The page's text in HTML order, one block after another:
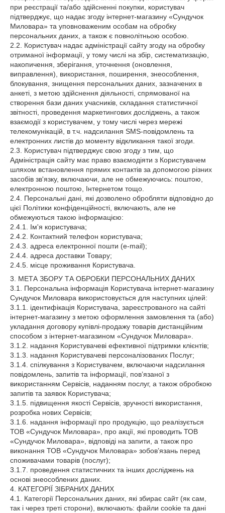
при реєстрації та/або здійсненні покупки, користувач
підтверджує, що надає згоду інтернет-магазину «Сундучок
Миловара» та уповноваженим особам на обробку
персональних даних, а також є повнолітньою особою.
2.2. Користувач надає адміністрації сайту згоду на обробку
отриманої інформації, у тому числі на збір, систематизацію,
накопичення, зберігання, уточнення (оновлення,
виправлення), використання, поширення, знеособлення,
блокування, знищення персональних даних, зазначених в
анкеті, з метою здійснення діяльності, спрямованої на
створення бази даних учасників, складання статистичної
звітності, проведення маркетингових досліджень, а також
взаємодії з користувачем, у тому числі через мережі
телекомунікацій, в т.ч. надсилання SMS-повідомлень та
електронних листів до моменту відкликання такої згоди.
2.3. Користувач підтверджує свою згоду з тим, що
Адміністрація сайту має право взаємодіяти з Користувачем
шляхом встановлення прямих контактів за допомогою різних
засобів зв'язку, включаючи, але не обмежуючись: поштою,
електронною поштою, Інтернетом тощо.
2.4. Персональні дані, які дозволено обробляти відповідно до
цієї Політики конфіденційності, включають, але не
обмежуються такою інформацією:
2.4.1. Ім'я користувача;
2.4.2. Контактний телефон користувача;
2.4.3. адреса електронної пошти (e-mail);
2.4.4. адреса доставки Товару;
2.4.5. місце проживання Користувача.
3. МЕТА ЗБОРУ ТА ОБРОБКИ ПЕРСОНАЛЬНИХ ДАНИХ
3.1. Персональна інформація Користувача інтернет-магазину
Сундучок Миловара використовується для наступних цілей:
3.1.1. ідентифікація Користувача, зареєстрованого на сайті
інтернет-магазину з метою оформлення замовлення та (або)
укладання договору купівлі-продажу товарів дистанційним
способом з інтернет-магазином «Сундучок Миловара».
3.1.2. надання Користувачеві ефективної підтримки клієнтів;
3.1.3. надання Користувачеві персоналізованих Послуг;
3.1.4. спілкування з Користувачем, включаючи надсилання
повідомлень, запитів та інформації, пов’язаної з
використанням Сервісів, наданням послуг, а також обробкою
запитів та заявок Користувача;
3.1.5. підвищення якості Сервісів, зручності використання,
розробка нових Сервісів;
3.1.6. надання інформації про продукцію, що реалізується
ТОВ «Сундучок Миловара», про акції, які проводить ТОВ
«Сундучок Миловара», відповіді на запити, а також про
виконання ТОВ «Сундучок Миловара» зобов’язань перед
споживачами товарів (послуг);
3.1.7. проведення статистичних та інших досліджень на
основі знеособлених даних.
4. КАТЕГОРІЇ ЗІБРАНИХ ДАНИХ
4.1. Категорії Персональних даних, які збирає сайт (як сам,
так і через треті сторони), включають: файли cookie та дані